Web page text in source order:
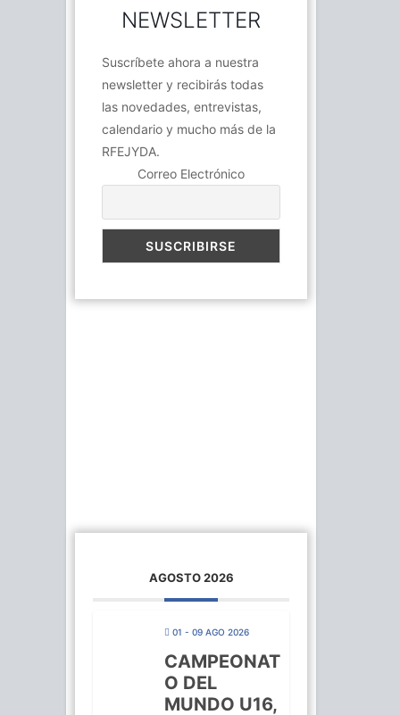
NEWSLETTER
Suscríbete ahora a nuestra
newsletter y recibirás todas
las novedades, entrevistas,
calendario y mucho más de la
RFEJYDA.
Correo Electrónico
AGOSTO 2026
01 - 09 AGO 2026
CAMPEONAT
O DEL
MUNDO U16,